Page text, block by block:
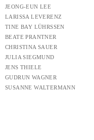
JEONG-EUN LEE
LARISSA LEVERENZ
TINE BAY LÜHRSSEN
BEATE PRANTNER
CHRISTINA SAUER
JULIA SIEGMUND
JENS THIELE
GUDRUN WAGNER
SUSANNE WALTERMANN